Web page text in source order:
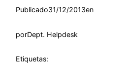
Publicado31/12/2013en
porDept. Helpdesk
Etiquetas: